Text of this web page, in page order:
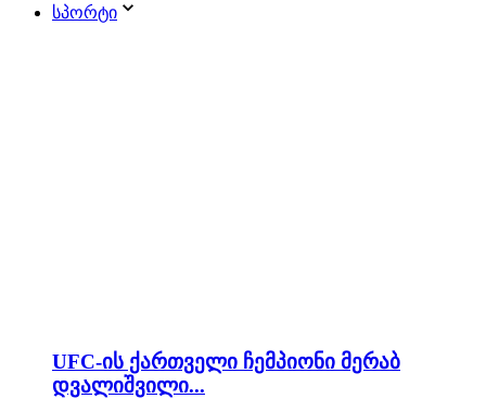
სპორტი
UFC-ის ქართველი ჩემპიონი მერაბ
დვალიშვილი...